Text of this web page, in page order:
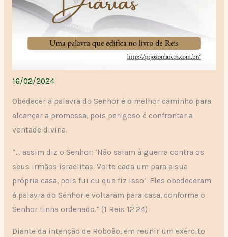
16/02/2024
Obedecer a palavra do Senhor é o melhor caminho para
alcançar a promessa, pois perigoso é confrontar a
vontade divina.
“… assim diz o Senhor: ‘Não saiam à guerra contra os
seus irmãos israelitas. Volte cada um para a sua
própria casa, pois fui eu que fiz isso’. Eles obedeceram
à palavra do Senhor e voltaram para casa, conforme o
Senhor tinha ordenado.” (1 Reis 12.24)
Diante da intenção de Roboão, em reunir um exército